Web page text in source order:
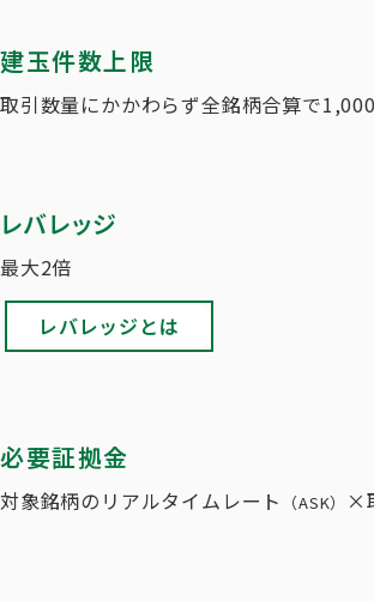
建玉件数上限
取引数量にかかわらず全銘柄合算で
レバレッジ
最大2倍
レバレッジとは
必要証拠金
対象銘柄のリアルタイムレート （ASK） ×